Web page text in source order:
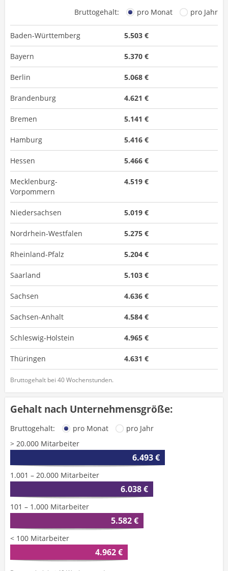
Bruttogehalt: pro Monat pro Jahr
Baden-Württemberg 5.503 €
Bayern 5.370 €
Berlin 5.068 €
Brandenburg 4.621 €
Bremen 5.141 €
Hamburg 5.416 €
Hessen 5.466 €
Mecklenburg-
Vorpommern
4.519 €
Niedersachsen 5.019 €
Nordrhein-Westfalen 5.275 €
Rheinland-Pfalz 5.204 €
Saarland 5.103 €
Sachsen 4.636 €
Sachsen-Anhalt 4.584 €
Schleswig-Holstein 4.965 €
Thüringen 4.631 €
Bruttogehalt bei 40 Wochenstunden.
Gehalt nach Unternehmensgröße:
Bruttogehalt: pro Monat
pro Jahr
> 20.000 Mitarbeiter
6.493 €
1.001 – 20.000 Mitarbeiter
6.038 €
101 – 1.000 Mitarbeiter
5.582 €
< 100 Mitarbeiter
4.962 €